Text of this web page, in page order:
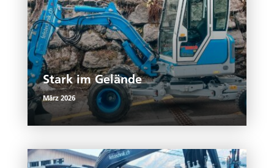
Stark im Gelände
März 2026